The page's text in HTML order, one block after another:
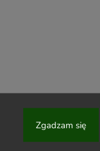
Zgadzam się